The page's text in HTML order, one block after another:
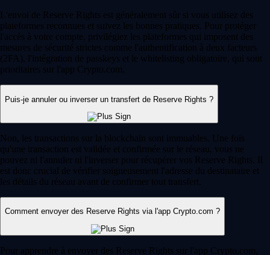
L'envoi de Reserve Rights est généralement sûr si vous utilisez des
plateformes reconnues et suivez les bonnes pratiques. Pour protéger
l'accès à votre compte, privilégiez les plateformes qui imposent des
mesures de sécurité strictes comme l'authentification à deux facteurs
(2FA), l'intégration de passkeys et le whitelisting obligatoire, qui sont
prioritaires sur l'app Crypto.com.
Puis-je annuler ou inverser un transfert de Reserve Rights ?
Non, les transactions sur la blockchain sont immuables. Une fois
qu'une transaction est validée et confirmée sur le réseau, vous ne
pouvez ni l'annuler ni l'inverser pour récupérer vos Reserve Rights. Il
est donc crucial de vérifier soigneusement l'adresse du destinataire et
les détails du réseau avant de confirmer tout transfert.
Comment envoyer des Reserve Rights via l'app Crypto.com ?
Pour apprendre à envoyer des Reserve Rights sur l'app Crypto.com,